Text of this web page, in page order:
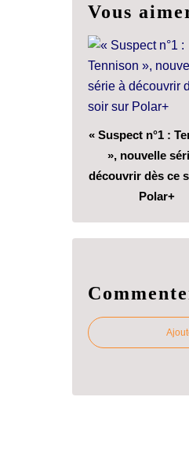
Vous
« Suspect n°1 :
», nouvelle
découvrir dès ce
Polar+